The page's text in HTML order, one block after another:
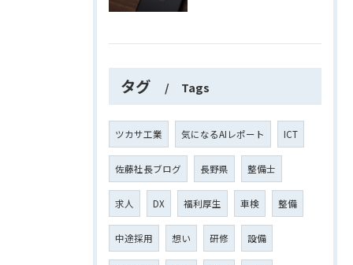
タグ Tags
ツカサ工業 気になるAIレポート ICT
佐藤社長ブログ 長野県 整備士
求人 DX 福利厚生 車検 整備
中途採用 想い 研修 設備